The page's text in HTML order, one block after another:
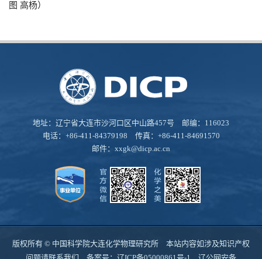
图 高杨）
地址：辽宁省大连市沙河口区中山路457号 邮编：116023
电话：+86-411-84379198 传真：+86-411-84691570
邮件： xxgk@dicp.ac.cn
版权所有 © 中国科学院大连化学物理研究所 本站内容如涉及知识产权